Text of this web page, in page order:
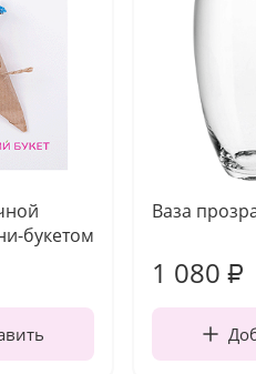
букетом
Ваза
1 080 ₽